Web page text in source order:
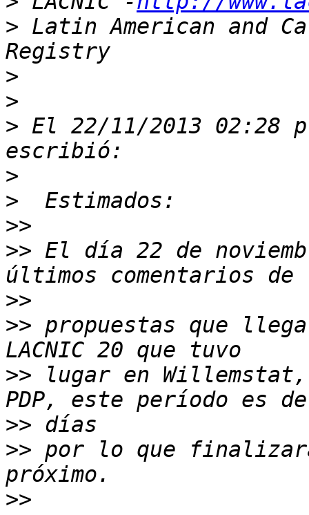
> Latin American and
>
>
> El 22/11/2013 02:28
>
>
>>
>> El día 22 de
>>
>> propuestas que
>> lugar en Willemstat,
>>
>> por lo que
>>